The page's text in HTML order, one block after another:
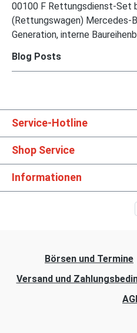
00100 F Rettungsdienst-Set
(Rettungswagen) Mercedes-
Generation, interne
Blog Posts
Service-Hotline
Shop Service
Informationen
Börsen und Termine
Versand und